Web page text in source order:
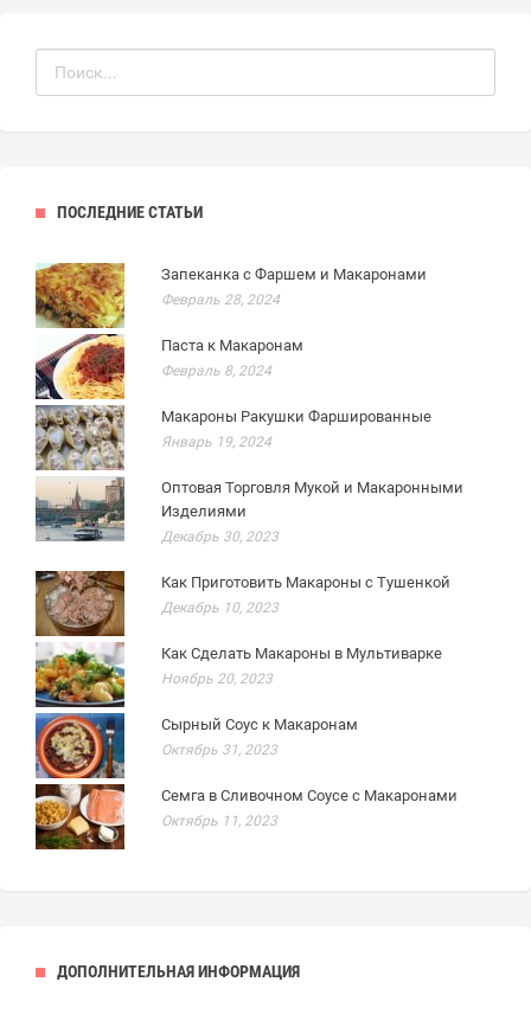
ПОСЛЕДНИЕ СТАТЬИ
Запеканка с Фаршем и Макаронами
Февраль 28, 2024
Паста к Макаронам
Февраль 8, 2024
Макароны Ракушки Фаршированные
Январь 19, 2024
Оптовая Торговля Мукой и Макаронными
Изделиями
Декабрь 30, 2023
Как Приготовить Макароны с Тушенкой
Декабрь 10, 2023
Как Сделать Макароны в Мультиварке
Ноябрь 20, 2023
Сырный Соус к Макаронам
Октябрь 31, 2023
Семга в Сливочном Соусе с Макаронами
Октябрь 11, 2023
ДОПОЛНИТЕЛЬНАЯ ИНФОРМАЦИЯ